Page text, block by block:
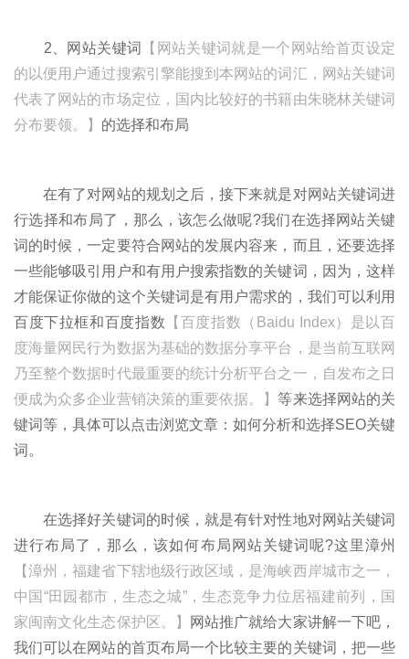
2、网站关键词
【网站关键词就是一个网站给首页设定
的以便用户通过搜索引擎能搜到本网站的词汇，网站关键词
代表了网站的市场定位，国内比较好的书籍由朱晓林关键词
分布要领。】 的选择和布局
在有了对网站的规划之后，接下来就是对网站关键词进
行选择和布局了，那么，该怎么做呢?我们在选择网站关键
词的时候，一定要符合网站的发展内容来，而且，还要选择
一些能够吸引用户和有用户搜索指数的关键词，因为，这样
才能保证你做的这个关键词是有用户需求的，我们可以利用
百度下拉框和百度指数 【百度指数（Baidu Index）是以百
度海量网民行为数据为基础的数据分享平台，是当前互联网
乃至整个数据时代最重要的统计分析平台之一，自发布之日
便成为众多企业营销决策的重要依据。】 等来选择网站的关
键词等，具体可以点击浏览文章：如何分析和选择SEO关键
词。
在选择好关键词的时候，就是有针对性地对网站关键词
进行布局了，那么，该如何布局网站关键词呢?这里漳州
【漳州，福建省下辖地级行政区域，是海峡西岸城市之一，
中国“田园都市，生态之城”，生态竞争力位居福建前列，国
家闽南文化生态保护区。】
网站推广就给大家讲解一下吧，
我们可以在网站的首页布局一个比较主要的关键词，把一些